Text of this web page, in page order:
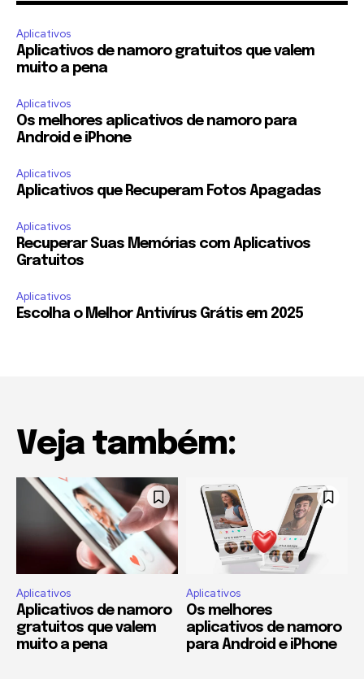
Aplicativos
Aplicativos de namoro gratuitos que valem
muito a pena
Aplicativos
Os melhores aplicativos de namoro para
Android e iPhone
Aplicativos
Aplicativos que Recuperam Fotos Apagadas
Aplicativos
Recuperar Suas Memórias com Aplicativos
Gratuitos
Aplicativos
Escolha o Melhor Antivírus Grátis em 2025
Veja também:
Aplicativos
Aplicativos de namoro
gratuitos que valem
muito a pena
Aplicativos
Os melhores
aplicativos de namoro
para Android e iPhone